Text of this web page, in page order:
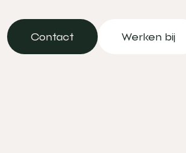
Contact
Contact
Werken bij